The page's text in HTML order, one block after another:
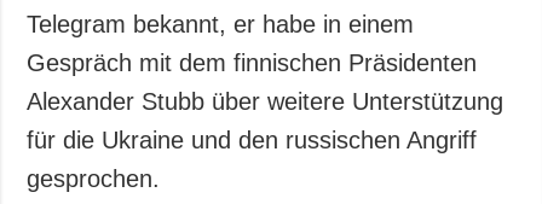
Telegram bekannt, er habe in einem
Gespräch mit dem finnischen Präsidenten
Alexander Stubb über weitere Unterstützung
für die Ukraine und den russischen Angriff
gesprochen.